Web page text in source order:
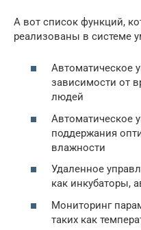
А вот список функций,
реализованы в системе
Автоматическое
зависимости от
людей
Автоматическое
поддержания
влажности
Удаленное
как инкубаторы,
Мониторинг
таких как